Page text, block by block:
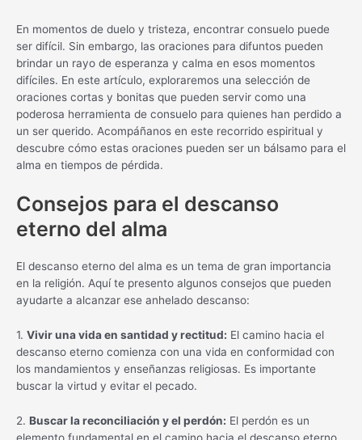
En momentos de duelo y tristeza, encontrar consuelo puede
ser difícil. Sin embargo, las oraciones para difuntos pueden
brindar un rayo de esperanza y calma en esos momentos
difíciles. En este artículo, exploraremos una selección de
oraciones cortas y bonitas que pueden servir como una
poderosa herramienta de consuelo para quienes han perdido a
un ser querido. Acompáñanos en este recorrido espiritual y
descubre cómo estas oraciones pueden ser un bálsamo para el
alma en tiempos de pérdida.
Consejos para el descanso
eterno del alma
El descanso eterno del alma es un tema de gran importancia
en la religión. Aquí te presento algunos consejos que pueden
ayudarte a alcanzar ese anhelado descanso:
1. Vivir una vida en santidad y rectitud: El camino hacia el
descanso eterno comienza con una vida en conformidad con
los mandamientos y enseñanzas religiosas. Es importante
buscar la virtud y evitar el pecado.
2. Buscar la reconciliación y el perdón: El perdón es un